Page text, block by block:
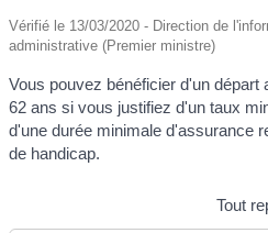
Vérifié le 13/03/2020 - Direction de
administrative (Premier ministre)
Vous pouvez bénéficier d'un départ
62 ans si vous justifiez d'un taux
d'une durée minimale d'assurance
de handicap.
Tout